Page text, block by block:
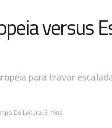
versus
para travar
De Leitura: 3 mins